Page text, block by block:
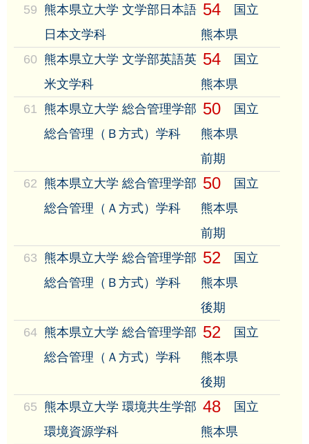
59 熊本県立大学 文学部日本語
日本文学科
54
国立
熊本県
60 熊本県立大学 文学部英語英
米文学科
54
国立
熊本県
61
熊本県立大学 総合管理学部
総合管理（Ｂ方式）学科
50
国立
熊本県
前期
62 熊本県立大学 総合管理学部
総合管理（Ａ方式）学科
50
国立
熊本県
前期
63 熊本県立大学 総合管理学部
総合管理（Ｂ方式）学科
52
国立
熊本県
後期
64 熊本県立大学 総合管理学部
総合管理（Ａ方式）学科
52
国立
熊本県
後期
65 熊本県立大学 環境共生学部
環境資源学科
48
国立
熊本県